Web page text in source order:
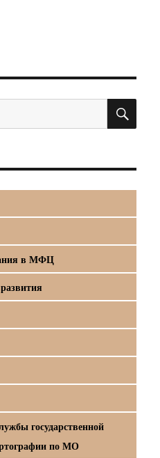
в МФЦ
государственной
по МО